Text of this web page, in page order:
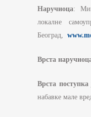
Наручиоца:
локалне
Београд,
Врста
Врста поступка
набавке мале